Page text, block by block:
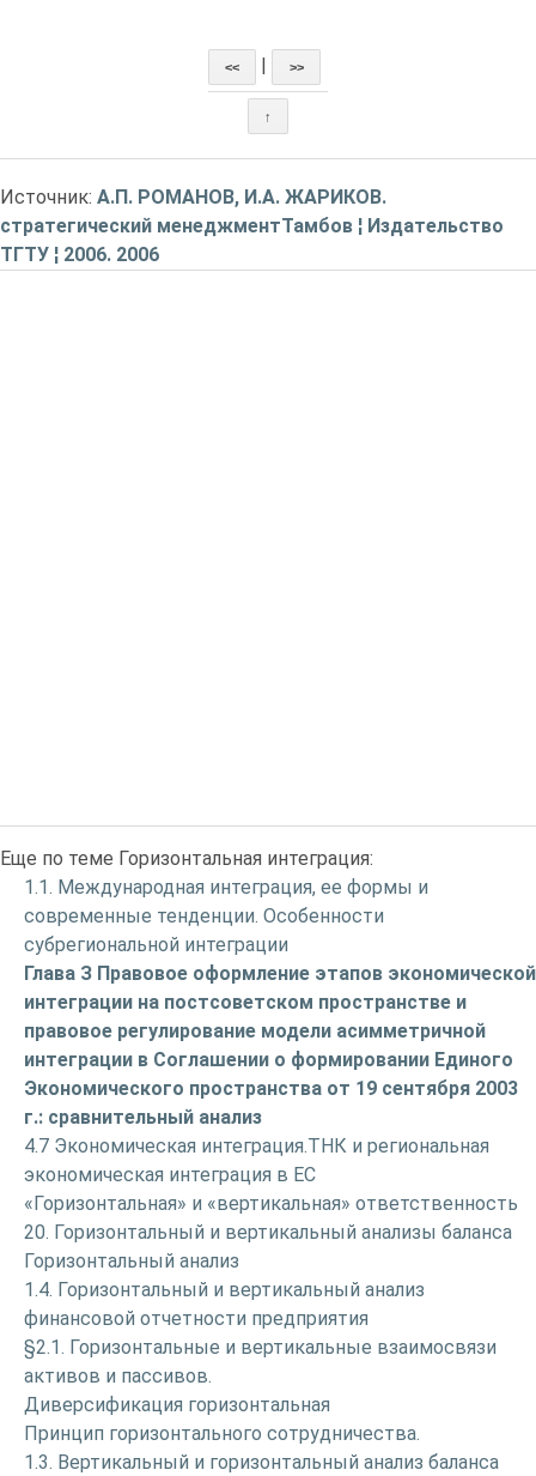
<< | >>
↑
Источник: А.П. РОМАНОВ, И.А. ЖАРИКОВ.
стратегический менеджментТамбов ¦ Издательство
ТГТУ ¦ 2006. 2006
Еще по теме Горизонтальная интеграция:
1.1. Международная интеграция, ее формы и
современные тенденции. Особенности
субрегиональной интеграции
Глава З Правовое оформление этапов экономической
интеграции на постсоветском пространстве и
правовое регулирование модели асимметричной
интеграции в Соглашении о формировании Единого
Экономического пространства от 19 сентября 2003
г.: сравнительный анализ
4.7 Экономическая интеграция.ТНК и региональная
экономическая интеграция в ЕС
«Горизонтальная» и «вертикальная» ответственность
20. Горизонтальный и вертикальный анализы баланса
Горизонтальный анализ
1.4. Горизонтальный и вертикальный анализ
финансовой отчетности предприятия
§2.1. Горизонтальные и вертикальные взаимосвязи
активов и пассивов.
Диверсификация горизонтальная
Принцип горизонтального сотрудничества.
1.3. Вертикальный и горизонтальный анализ баланса